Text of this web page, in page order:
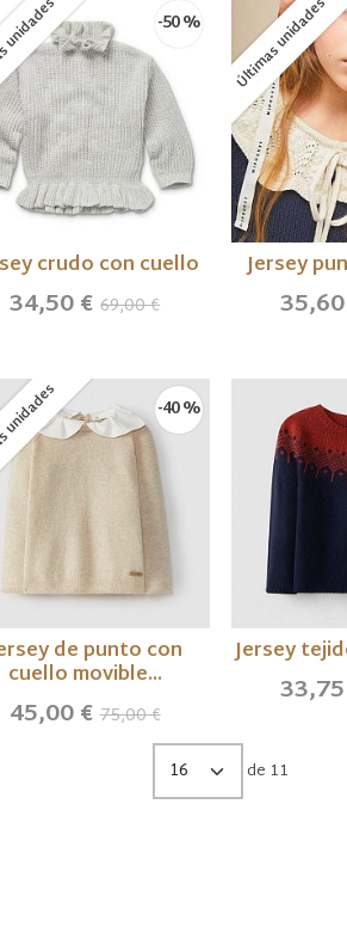
-50 %
crudo con cuello
34,50 €69,00 €
Últimas unidades
Jersey
-40 %
de punto con
cuello movible...
45,00 €75,00 €
Jersey
de 11